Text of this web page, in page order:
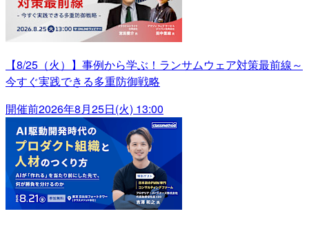
【8/25（火）】事例から学ぶ！ランサムウェア対策最前線～
今すぐ実践できる多重防御戦略
開催前2026年8月25日(火) 13:00